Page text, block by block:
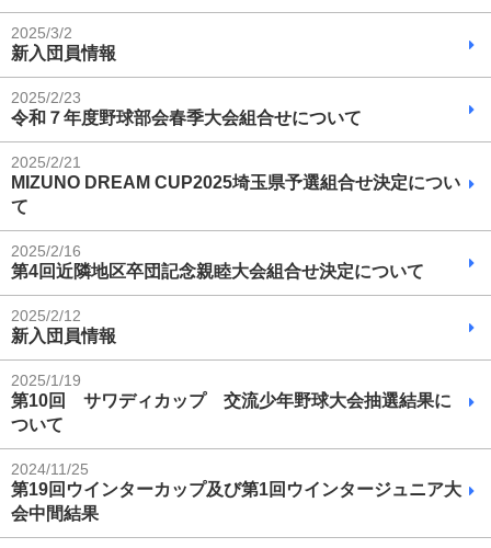
2025/3/2
新入団員情報
2025/2/23
令和７年度野球部会春季大会組合せについて
2025/2/21
MIZUNO DREAM CUP2025埼玉県予選組合せ決定につい
て
2025/2/16
第4回近隣地区卒団記念親睦大会組合せ決定について
2025/2/12
新入団員情報
2025/1/19
第10回 サワディカップ 交流少年野球大会抽選結果に
ついて
2024/11/25
第19回ウインターカップ及び第1回ウインタージュニア大
会中間結果